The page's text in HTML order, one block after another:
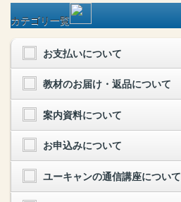
カテゴリ一覧
お支払いについて
教材のお届け・返品について
案内資料について
お申込みについて
ユーキャンの通信講座について